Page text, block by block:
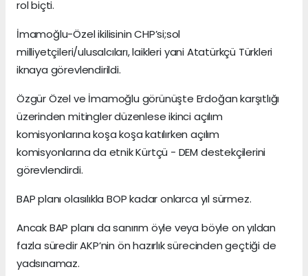
rol biçti.
İmamoğlu-Özel ikilisinin CHP’si;sol
milliyetçileri/ulusalcıları, laikleri yani Atatürkçü Türkleri
iknaya görevlendirildi.
Özgür Özel ve İmamoğlu görünüşte Erdoğan karşıtlığı
üzerinden mitingler düzenlese ikinci açılım
komisyonlarına koşa koşa katılırken açılım
komisyonlarına da etnik Kürtçü - DEM destekçilerini
görevlendirdi.
BAP planı olasılıkla BOP kadar onlarca yıl sürmez.
Ancak BAP planı da sanırım öyle veya böyle on yıldan
fazla süredir AKP’nin ön hazırlık sürecinden geçtiği de
yadsınamaz.